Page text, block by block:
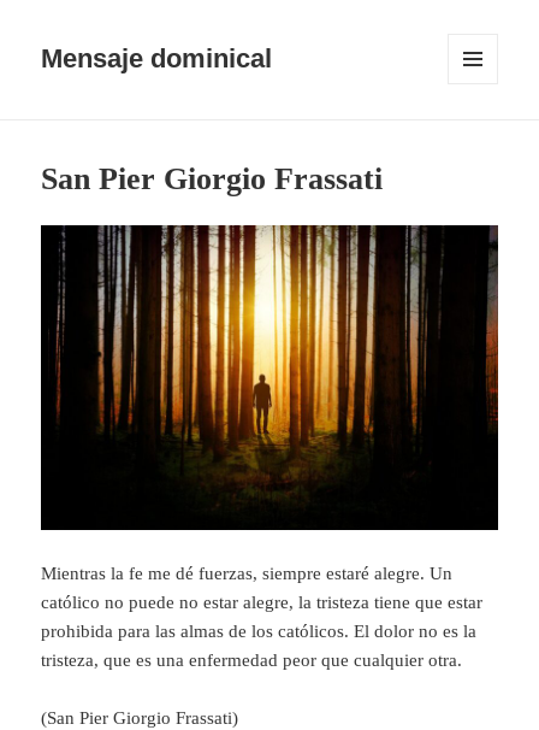
Mensaje dominical
San Pier Giorgio Frassati
Mientras la fe me dé fuerzas, siempre estaré alegre. Un
católico no puede no estar alegre, la tristeza tiene que estar
prohibida para las almas de los católicos. El dolor no es la
tristeza, que es una enfermedad peor que cualquier otra.
(San Pier Giorgio Frassati)